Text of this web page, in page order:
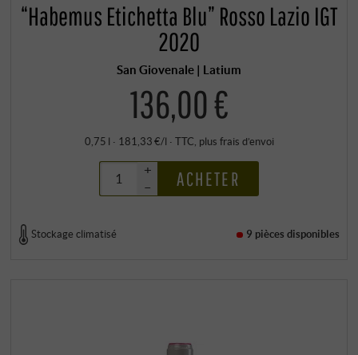
“Habemus Etichetta Blu” Rosso Lazio IGT
2020
San Giovenale | Latium
136,00 €
0,75 l · 181,33 €/l · TTC , plus frais d’envoi
+
–
ACHETER
Stockage climatisé 9 pièces disponibles